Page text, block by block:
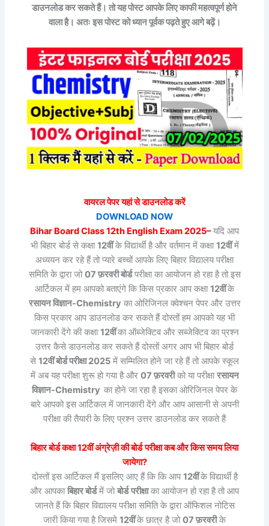
डाउनलोड कर सकते हैं। तो यह पोस्ट आपके लिए काफी महत्वपूर्ण होने
वाला है। अतः इस पोस्ट को ध्यान पूर्वक पढ़ते हुए आगे बढ़ें।
वायरल पेपर यहां से डाउनलोड करें
DOWNLOAD NOW
Bihar Board Class 12th English Exam 2025–यदि आप
भी बिहार बोर्ड से कक्षा12वींके विद्यार्थी है और वर्तमान में कक्षा12वींमें
अध्ययन कर रहे हैं तो प्यारे बच्चों आपके लिए बिहार विद्यालय परीक्षा
समिति के द्वारा जो07 फ़रवरी बोर्डपरीक्षा का आयोजन हो रहा है तो इस
आर्टिकल में हम आपको बताएंगे कि किस प्रकार आप कक्षा12वींके
रसायन विज्ञान-Chemistry का ओरिजिनल क्वेश्चन पेपर और उत्तर
किस प्रकार आप डाउनलोड कर सकते हैं दोस्तों हम आपको यह भी
जानकारी देंगे की कक्षा12वींका ऑब्जेक्टिव और सब्जेक्टिव का प्रश्न
उत्तर कैसे डाउनलोड कर सकते हैं दोस्तों अगर आप भी बिहार बोर्ड
से 12वीं बोर्ड परीक्षा 2025 में सम्मिलित होने जा रहे हैं तो आपके स्कूल
में अब यह परीक्षा शुरू हो गया है और 07 फ़रवरीको या परीक्षारसायन
विज्ञान-Chemistry का होने जा रहा है इसका ओरिजिनल पेपर के
बारे आपको इस आर्टिकल में जानकारी देंगे और आप आसानी से अपनी
परीक्षा की तैयारी के लिए प्रश्न उत्तर डाउनलोड कर सकते हैं
बिहार बोर्ड कक्षा 12वींअंग्रेज़ीकीबोर्ड परीक्षा कब और किस समय लिया
जायेगा?
दोस्तों इस आर्टिकल मैं इसलिए आए हैं कि कि आप12वींके विद्यार्थी है
और आपकाबिहार बोर्डमें जोबोर्ड परीक्षाका आयोजन हो रहा है तो आप
जानते हैं कि बिहार विद्यालय परीक्षा समिति के द्वारा ऑफिशल नोटिस
जारी किया गया है जिसमे 12वींके छात्र है जो07 फ़रवरीके